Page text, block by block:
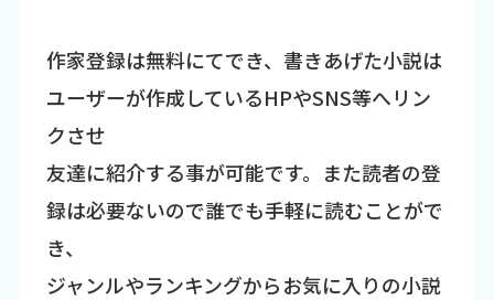
作家登録は無料にてでき、書きあげた小説は
ユーザーが作成しているHPやSNS等へリン
クさせ
友達に紹介する事が可能です。また読者の登
録は必要ないので誰でも手軽に読むことがで
き、
ジャンルやランキングからお気に入りの小説